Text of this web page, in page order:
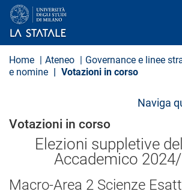
a
Home Ateneo Governance e linee
e nomine
Votazioni in corso
Naviga
Votazioni in corso
Elezioni suppletive
Accademico
Macro-Area 2 Scienze